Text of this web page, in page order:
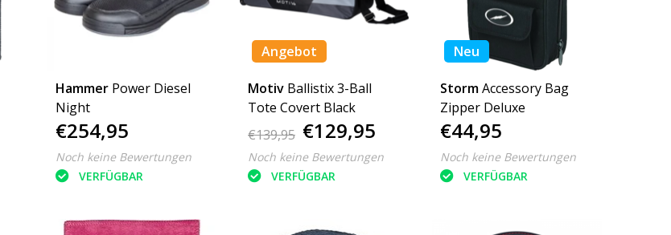
Hammer Power Diesel
Night
€254,95
Noch keine Bewertungen
VERFÜGBAR
Angebot
Motiv Ballistix 3-Ball
Tote Covert Black
€139,95 €129,95
Noch keine Bewertungen
VERFÜGBAR
Neu
StormAccessory Bag
Zipper Deluxe
€44,95
Noch keine Bewertungen
VERFÜGBAR